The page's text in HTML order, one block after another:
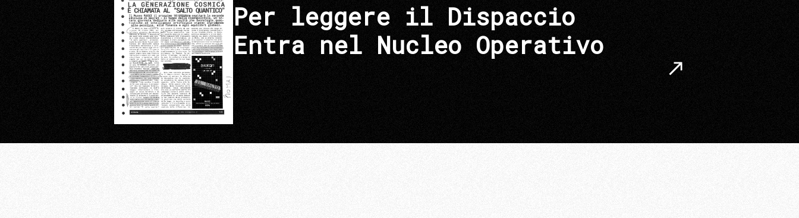
Per leggere il Dispaccio
Entra nel Nucleo Operativo